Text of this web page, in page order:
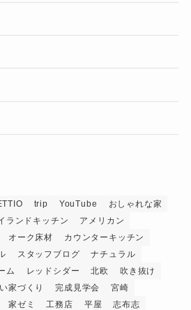
trip YouTube
おしゃれな家
ランドキッチン
アメリカン
オーク床材
カウンターキッチン
スタッフブログ
ナチュラル
ム レッドシダー 北欧
吹き抜け
家づくり 完成見学会
宮崎
家ゼミ 工務店 平屋
志布志